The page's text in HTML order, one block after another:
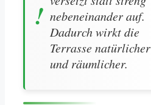
nebeneinander auf.
Dadurch wirkt die
Terrasse natürlicher
und räumlicher.